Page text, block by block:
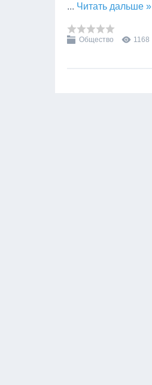
... Читать дальше »
Общество 1168